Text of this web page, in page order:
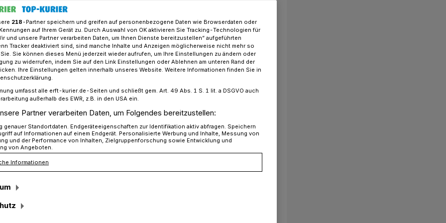
Paten für Blühwiesen
Paten für
setzt die im vergangenen
in diesem Frühjahr fort. Die
festgestellten und breit
Population auch in unseren Breiten.
Unterstützung von Privatpersonen,
218-Partner speichern und greifen auf personenbezogene Daten wie Browserdaten oder
auf Ihrem Gerät zu. Durch Auswahl von OK aktivieren Sie Tracking-Technologien für
und unsere Partner verarbeiten Daten, um Ihnen Dienste bereitzustellen“ aufgeführten
Tracker deaktiviert sind, sind manche Inhalte und Anzeigen möglicherweise nicht mehr so
Sie können dieses Menü jederzeit wieder aufrufen, um Ihre Einstellungen zu ändern oder
zu widerrufen, indem Sie auf den Link Einstellungen oder Ablehnen am unteren Rand der
Ihre Einstellungen gelten innerhalb unseres Website. Weitere Informationen finden Sie in
umfasst alle erft-kurier.de-Seiten und schließt gem. Art. 49 Abs. 1 S. 1 lit. a DSGVO auch
außerhalb des EWR, z.B. in den USA ein.
Partner verarbeiten Daten, um Folgendes bereitzustellen:
genauer Standortdaten. Endgeräteeigenschaften zur Identifikation aktiv abfragen. Speichern
auf Informationen auf einem Endgerät. Personalisierte Werbung und Inhalte, Messung von
und der Performance von Inhalten, Zielgruppenforschung sowie Entwicklung und
von Angeboten.
Informationen